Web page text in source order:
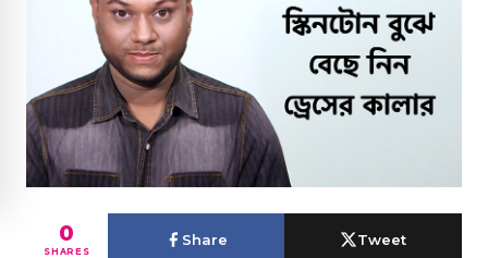
0
SHARES
Share Tweet